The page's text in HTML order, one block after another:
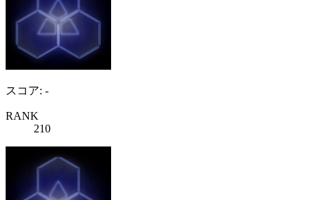
スコア: -
RANK
210